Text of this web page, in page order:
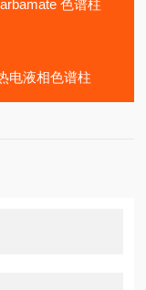
色谱柱
电液相色谱柱